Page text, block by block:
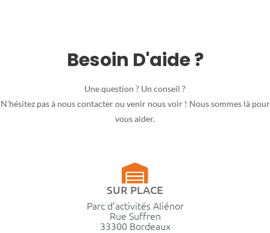
Besoin D'aide ?
Une question ? Un conseil ?
N’hésitez pas à nous contacter ou venir nous voir ! Nous sommes là pour
vous aider.
SUR PLACE
Parc d’activités Aliénor
Rue Suffren
33300 Bordeaux